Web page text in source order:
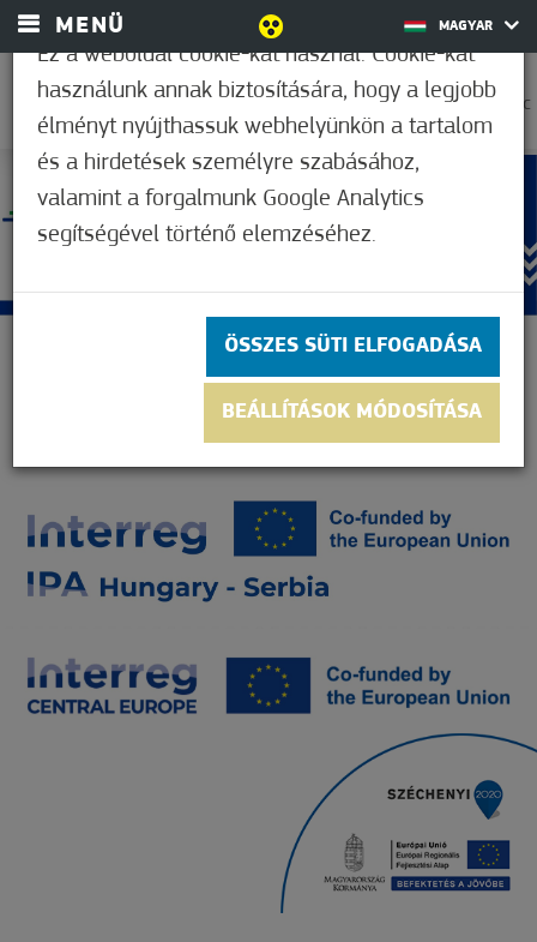
MENÜ MAGYAR
31,7°C
Ez a weboldal cookie-kat használ. Cookie-kat
használunk annak biztosítására, hogy a legjobb
élményt nyújthassuk webhelyünkön a tartalom
és a hirdetések személyre szabásához,
valamint a forgalmunk Google Analytics
segítségével történő elemzéséhez.
ÖSSZES SÜTI ELFOGADÁSA
BEÁLLÍTÁSOK MÓDOSÍTÁSA